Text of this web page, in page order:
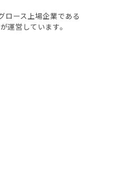
ロース上場企業である
営しています。